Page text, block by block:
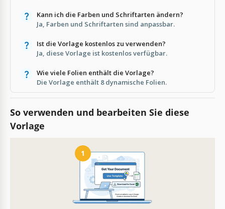
Kann ich die Farben und Schriftarten ändern?
Ja, Farben und Schriftarten sind anpassbar.
Ist die Vorlage kostenlos zu verwenden?
Ja, diese Vorlage ist kostenlos verfügbar.
Wie viele Folien enthält die Vorlage?
Die Vorlage enthält 8 dynamische Folien.
So verwenden und bearbeiten Sie diese
Vorlage
1